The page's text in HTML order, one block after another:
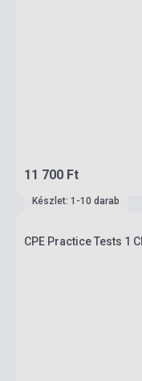
11 700 Ft
Készlet: 1-10 darab
CPE Practice Tests 1